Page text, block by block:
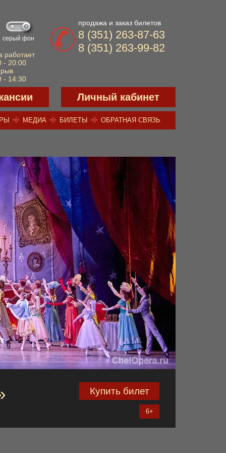
серый фон
работает
- 20:00
- 14:30
продажа и заказ билетов
8 (351) 263-87-63
8 (351) 263-99-82
Личный кабинет
МЕДИА БИЛЕТЫ ОБРАТНАЯ СВЯЗЬ
Купить билет
6+